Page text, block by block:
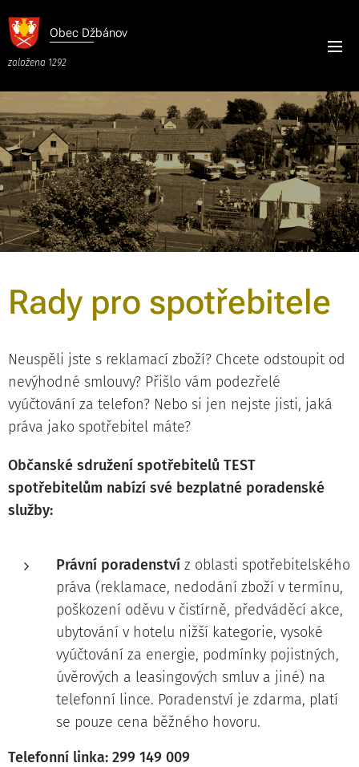
Obec Džbánov
založena 1292
Rady pro spotřebitele
Neuspěli jste s reklamací zboží? Chcete odstoupit od
nevýhodné smlouvy? Přišlo vám podezřelé
vyúčtování za telefon? Nebo si jen nejste jisti, jaká
práva jako spotřebitel máte?
Občanské sdružení spotřebitelů TEST
spotřebitelům nabízí své bezplatné poradenské
služby:
Právní poradenství z oblasti spotřebitelského
práva (reklamace, nedodání zboží v termínu,
poškození oděvu v čistírně, předváděcí akce,
ubytování v hotelu nižší kategorie, vysoké
vyúčtování za energie, podmínky pojistných,
úvěrových a leasingových smluv a jiné) na
telefonní lince. Poradenství je zdarma, platí
se pouze cena běžného hovoru.
Telefonní linka: 299 149 009